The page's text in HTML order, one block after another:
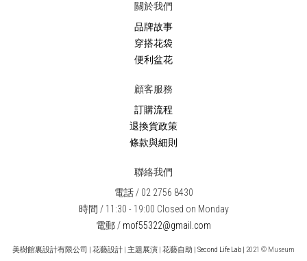
關於我們
品牌故事
穿搭花袋
便利盆花
顧客服務
訂購流程
退換貨政策
條款與細則
聯絡我們
電話 / 02 2756 8430
時間 / 11:30 - 19:00 Closed on Monday
電郵 / mof55322@gmail.com
美樹館裏設計有限公司 | 花藝設計 | 主題展演 | 花藝自助 | Second Life Lab | 2021 © Museum